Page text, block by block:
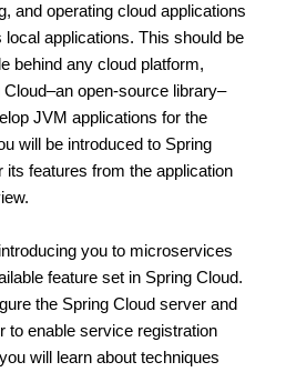
and operating cloud applications
applications. This should be
behind any cloud platform,
open-source library–
JVM applications for the
will be introduced to Spring
its features from the application
you to microservices
feature set in Spring Cloud.
the Spring Cloud server and
to enable service registration
will learn about techniques